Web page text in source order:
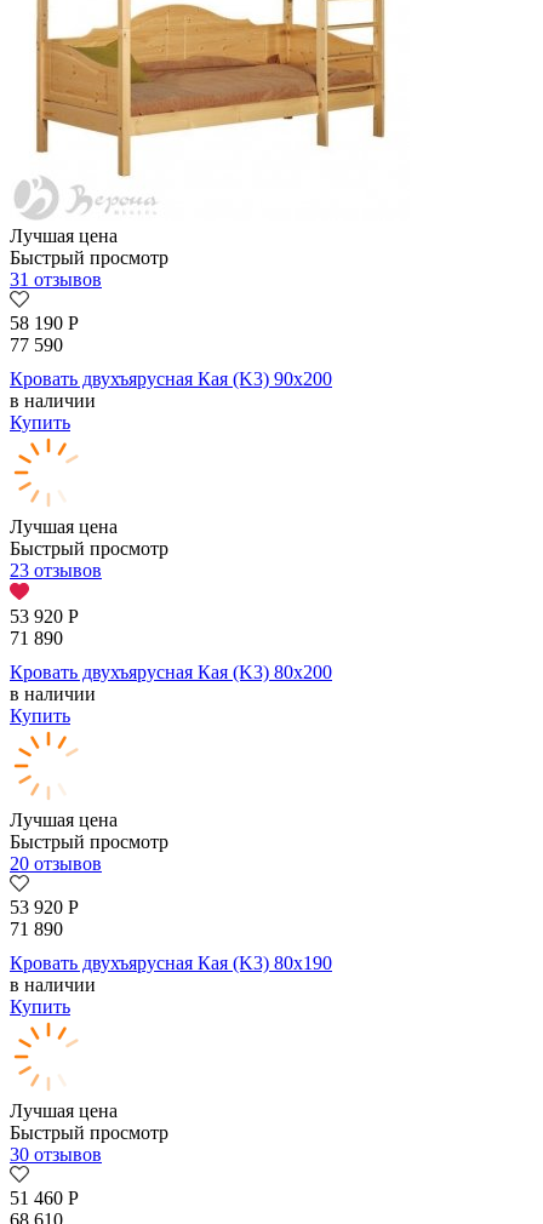
Лучшая цена
Быстрый просмотр
31 отзывов
58 190 Р
77 590
Кровать двухъярусная Кая (K3) 90х200
в наличии
Купить
Лучшая цена
Быстрый просмотр
23 отзывов
53 920 Р
71 890
Кровать двухъярусная Кая (K3) 80х200
в наличии
Купить
Лучшая цена
Быстрый просмотр
20 отзывов
53 920 Р
71 890
Кровать двухъярусная Кая (K3) 80х190
в наличии
Купить
Лучшая цена
Быстрый просмотр
30 отзывов
51 460 Р